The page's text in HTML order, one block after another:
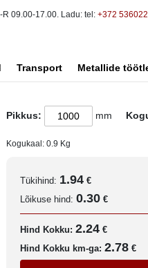
R 09.00-17.00. Ladu: tel: +372
Transport Metallide
Pikkus: mm
Kogukaal: 0.9 Kg
Tükihind: 1.94 €
Lõikuse hind: 0.30 €
Hind Kokku: 2.24 €
Hind Kokku km-ga: 2.78 €